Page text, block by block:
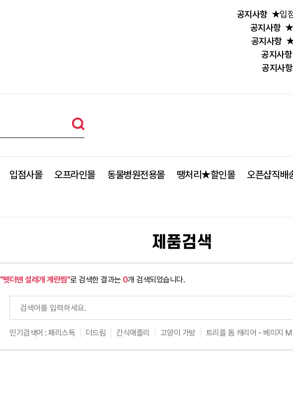
공지사항 ★입
공지사항 ★
공지사항 ★
공지사항
공지사항
입점사몰 오프라인몰 동물병원전용몰 땡처리★할인몰 오픈샵직배
제품검색
"펫더맨 설레개 계란찜"로 검색한 결과는 0개 검색되었습니다.
인기검색어 :패리스독 더드림 간식애졸리 고양이 가방 트리플 돔 캐리어 - 베이지 M